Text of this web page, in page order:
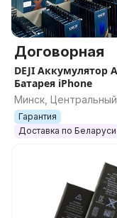
Договорная
DEJI Аккумулятор АКБ
Батарея iPhone
Минск, Центральный
Гарантия
Доставка по Беларуси